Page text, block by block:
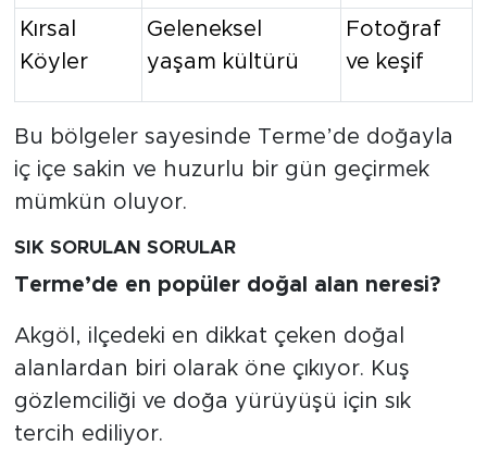
Kırsal
Köyler
Geleneksel
yaşam kültürü
Fotoğraf
ve keşif
Bu bölgeler sayesinde Terme’de doğayla
iç içe sakin ve huzurlu bir gün geçirmek
mümkün oluyor.
SIK SORULAN SORULAR
Terme’de en popüler doğal alan neresi?
Akgöl, ilçedeki en dikkat çeken doğal
alanlardan biri olarak öne çıkıyor. Kuş
gözlemciliği ve doğa yürüyüşü için sık
tercih ediliyor.